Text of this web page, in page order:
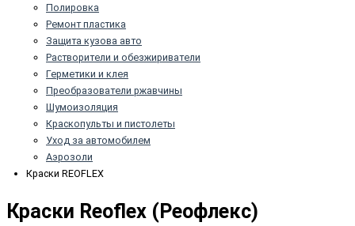
Полировка
Ремонт пластика
Защита кузова авто
Растворители и обезжириватели
Герметики и клея
Преобразователи ржавчины
Шумоизоляция
Краскопульты и пистолеты
Уход за автомобилем
Аэрозоли
Краски REOFLEX
Краски Reoflex (Реофлекс)